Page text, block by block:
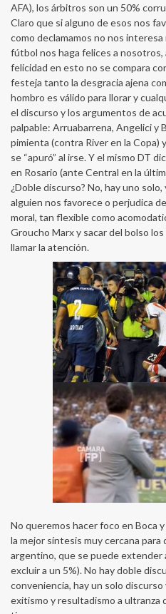
AFA), los árbitros son un 50%
Claro que si alguno de esos nos
como declamamos no nos
fútbol nos haga felices a nosotros,
felicidad en esto no se compara
festeja tanto la desgracia ajena
hombro es válido para llorar y
el discurso y los argumentos de
palpable: Arruabarrena, Angelici y
pimienta (contra River en la Copa)
se “apuró” al irse. Y el mismo DT
en Rosario (ante Central en la
¿Doble discurso? No, hay uno
alguien nos favorece o perjudica
moral, tan flexible como
Groucho Marx y sacar del bolso
llamar la atención.
No queremos hacer foco en Boca
la mejor síntesis muy cercana
argentino, que se puede extender
excluir a un 5%). No hay doble
conveniencia, hay un solo
exitismo y resultadismo a ultranza